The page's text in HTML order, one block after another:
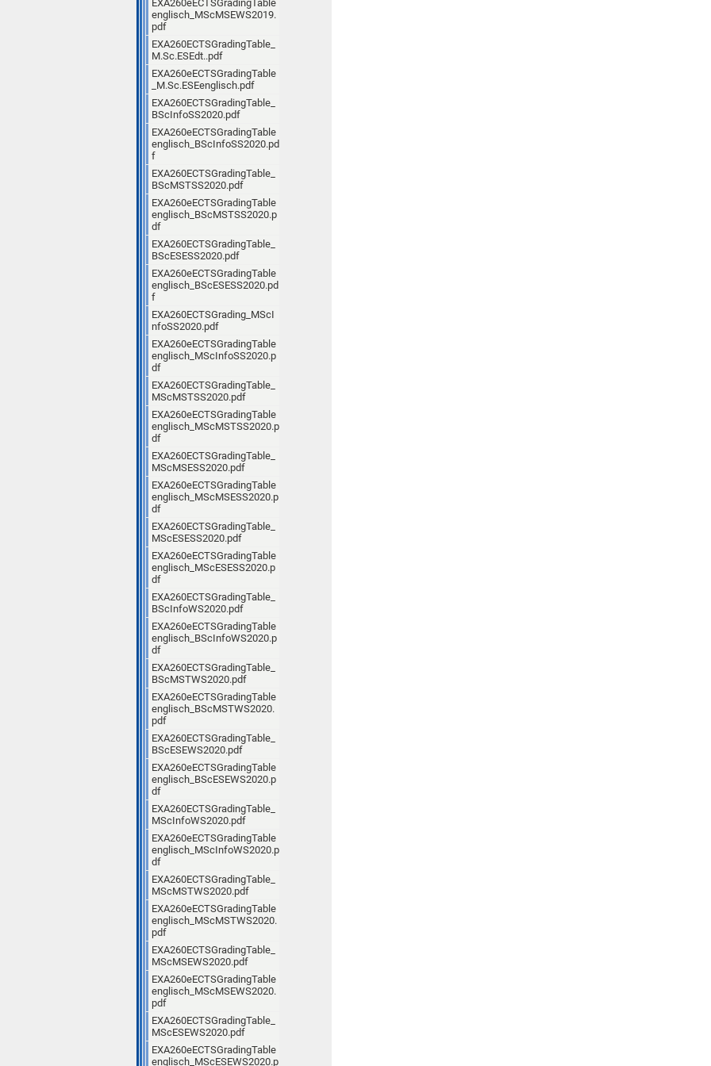
EXA260eECTSGradingTable
englisch_MScMSEWS2019.
pdf
EXA260ECTSGradingTable_
M.Sc.ESEdt..pdf
EXA260eECTSGradingTable
_M.Sc.ESEenglisch.pdf
EXA260ECTSGradingTable_
BScInfoSS2020.pdf
EXA260eECTSGradingTable
englisch_BScInfoSS2020.pd
f
EXA260ECTSGradingTable_
BScMSTSS2020.pdf
EXA260eECTSGradingTable
englisch_BScMSTSS2020.p
df
EXA260ECTSGradingTable_
BScESESS2020.pdf
EXA260eECTSGradingTable
englisch_BScESESS2020.pd
f
EXA260ECTSGrading_MScI
nfoSS2020.pdf
EXA260eECTSGradingTable
englisch_MScInfoSS2020.p
df
EXA260ECTSGradingTable_
MScMSTSS2020.pdf
EXA260eECTSGradingTable
englisch_MScMSTSS2020.p
df
EXA260ECTSGradingTable_
MScMSESS2020.pdf
EXA260eECTSGradingTable
englisch_MScMSESS2020.p
df
EXA260ECTSGradingTable_
MScESESS2020.pdf
EXA260eECTSGradingTable
englisch_MScESESS2020.p
df
EXA260ECTSGradingTable_
BScInfoWS2020.pdf
EXA260eECTSGradingTable
englisch_BScInfoWS2020.p
df
EXA260ECTSGradingTable_
BScMSTWS2020.pdf
EXA260eECTSGradingTable
englisch_BScMSTWS2020.
pdf
EXA260ECTSGradingTable_
BScESEWS2020.pdf
EXA260eECTSGradingTable
englisch_BScESEWS2020.p
df
EXA260ECTSGradingTable_
MScInfoWS2020.pdf
EXA260eECTSGradingTable
englisch_MScInfoWS2020.p
df
EXA260ECTSGradingTable_
MScMSTWS2020.pdf
EXA260eECTSGradingTable
englisch_MScMSTWS2020.
pdf
EXA260ECTSGradingTable_
MScMSEWS2020.pdf
EXA260eECTSGradingTable
englisch_MScMSEWS2020.
pdf
EXA260ECTSGradingTable_
MScESEWS2020.pdf
EXA260eECTSGradingTable
englisch_MScESEWS2020.p